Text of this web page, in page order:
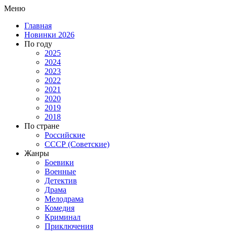
Меню
Главная
Новинки 2026
По году
2025
2024
2023
2022
2021
2020
2019
2018
По стране
Российские
СССР (Советские)
Жанры
Боевики
Военные
Детектив
Драма
Мелодрама
Комедия
Криминал
Приключения